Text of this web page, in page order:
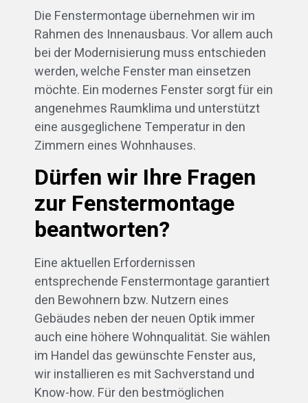
Die Fenstermontage übernehmen wir im
Rahmen des Innenausbaus. Vor allem auch
bei der Modernisierung muss entschieden
werden, welche Fenster man einsetzen
möchte. Ein modernes Fenster sorgt für ein
angenehmes Raumklima und unterstützt
eine ausgeglichene Temperatur in den
Zimmern eines Wohnhauses.
Dürfen wir Ihre Fragen
zur Fenstermontage
beantworten?
Eine aktuellen Erfordernissen
entsprechende Fenstermontage garantiert
den Bewohnern bzw. Nutzern eines
Gebäudes neben der neuen Optik immer
auch eine höhere Wohnqualität. Sie wählen
im Handel das gewünschte Fenster aus,
wir installieren es mit Sachverstand und
Know-how. Für den bestmöglichen